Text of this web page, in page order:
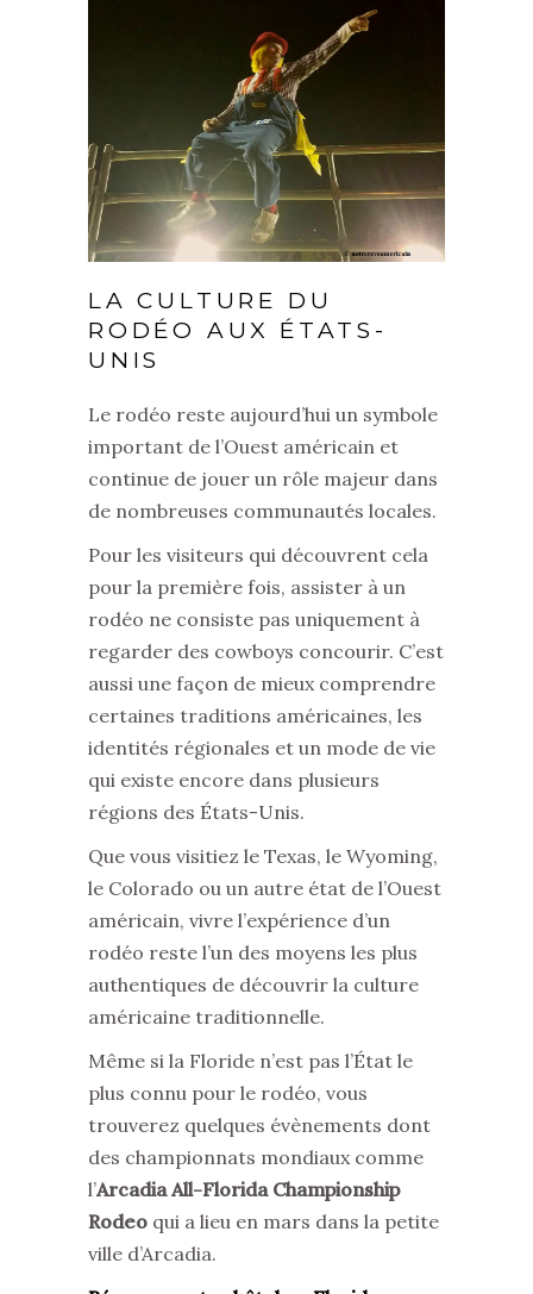
LA CULTURE DU
RODÉO AUX ÉTATS-
UNIS
Le rodéo reste aujourd’hui un symbole
important de l’Ouest américain et
continue de jouer un rôle majeur dans
de nombreuses communautés locales.
Pour les visiteurs qui découvrent cela
pour la première fois, assister à un
rodéo ne consiste pas uniquement à
regarder des cowboys concourir. C’est
aussi une façon de mieux comprendre
certaines traditions américaines, les
identités régionales et un mode de vie
qui existe encore dans plusieurs
régions des États-Unis.
Que vous visitiez le Texas, le Wyoming,
le Colorado ou un autre état de l’Ouest
américain, vivre l’expérience d’un
rodéo reste l’un des moyens les plus
authentiques de découvrir la culture
américaine traditionnelle.
Même si la Floride n’est pas l’État le
plus connu pour le rodéo, vous
trouverez quelques évènements dont
des championnats mondiaux comme
l’Arcadia All-Florida Championship
Rodeo qui a lieu en mars dans la petite
ville d’Arcadia.